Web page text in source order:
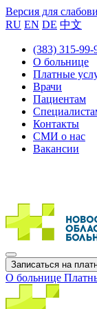
Версия для
RU EN DE 中文
(383) 315-99-
О больнице
Платные
Врачи
Пациентам
Контакты
СМИ о нас
Вакансии
Записаться на
О больнице